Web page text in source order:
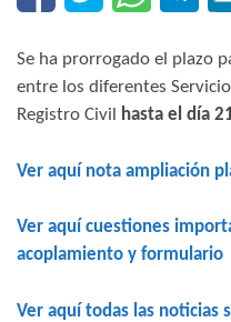
Se ha prorrogado el plazo
entre los diferentes
Registro Civil hasta el día
Ver aquí nota ampliación
Ver aquí cuestiones
acoplamiento y formulario
Ver aquí todas las noticias